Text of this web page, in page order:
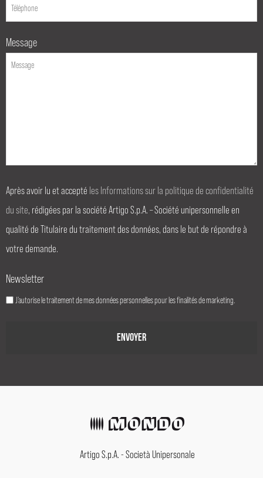
Message
Après avoir lu et accepté les Informations sur la politique de confidentialité
du site, rédigées par la société Artigo S.p.A. – Société unipersonnelle en
qualité de Titulaire du traitement des données, dans le but de répondre à
votre demande.
Newsletter
J’autorise le traitement de mes données personnelles pour les finalités de marketing.
Artigo S.p.A. - Società Unipersonale